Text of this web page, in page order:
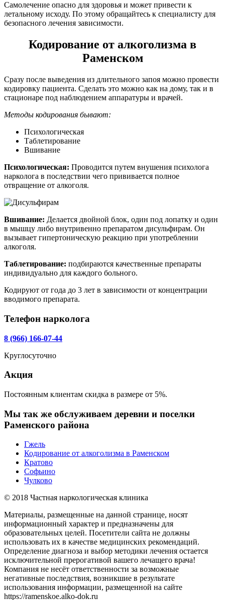
Самолечение опасно для здоровья и может привести к
летальному исходу. По этому обращайтесь к специалисту для
безопасного лечения зависимости.
Кодирование от алкоголизма в
Раменском
Сразу после выведения из длительного запоя можно провести
кодировку пациента. Сделать это можно как на дому, так и в
стационаре под наблюдением аппаратуры и врачей.
Методы кодирования бывают:
Психологическая
Таблетирование
Вшивание
Психологическая: Проводится путем внушения психолога
нарколога в последствии чего прививается полное
отвращение от алкоголя.
Вшивание: Делается двойной блок, один под лопатку и один
в мышцу либо внутривенно препаратом дисульфирам. Он
вызывает гипертоническую реакцию при употреблении
алкоголя.
Таблетирование: подбираются качественные препараты
индивидуально для каждого больного.
Кодируют от года до 3 лет в зависимости от концентрации
вводимого препарата.
Телефон нарколога
8 (966) 166-07-44
Круглосуточно
Акция
Постоянным клиентам скидка в размере от 5%.
Мы так же обслуживаем деревни и поселки
Раменского района
Гжель
Кодирование от алкоголизма в Раменском
Кратово
Софьино
Чулково
© 2018 Частная наркологическая клиника
Материалы, размещенные на данной странице, носят
информационный характер и предназначены для
образовательных целей. Посетители сайта не должны
использовать их в качестве медицинских рекомендаций.
Определение диагноза и выбор методики лечения остается
исключительной прерогативой вашего лечащего врача!
Компания не несёт ответственности за возможные
негативные последствия, возникшие в результате
использования информации, размещенной на сайте
https://ramenskoe.alko-dok.ru